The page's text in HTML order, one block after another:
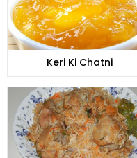
Keri Ki Chatni